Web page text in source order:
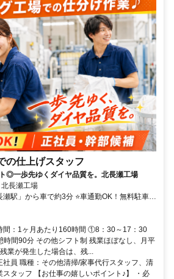
の仕上げスタッフ
◎一歩先ゆくダイヤ品質を。北長瀬工場
長瀬工場
駅」から車で約3分 ⭐車通勤OK！無料駐車場
間：1ヶ月あたり160時間 ①8：30～17：30
間90分 その他シフト制 残業ほぼなし、月平
業が発生した場合は、残...
社員 職種：その他清掃/家事代行スタッフ、清
タッフ 【お仕事の嬉しいポイント♪】 ・必